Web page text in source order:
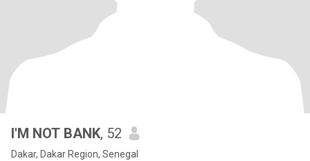
I'M NOT BANK, 52
Dakar, Dakar Region, Senegal